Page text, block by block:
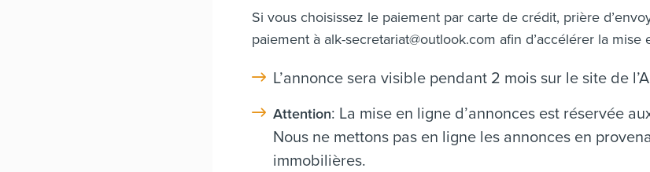
Si vous choisissez le paiement par carte de crédit, prière
paiement à alk-secretariat@outlook.com afin d’accélérer la mise
L’annonce sera visible pendant 2 mois sur le site de
Attention: La mise en ligne d’annonces est réservée
Nous ne mettons pas en ligne les annonces en
immobilières.